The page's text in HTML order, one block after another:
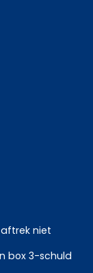
niet
box 3-schuld